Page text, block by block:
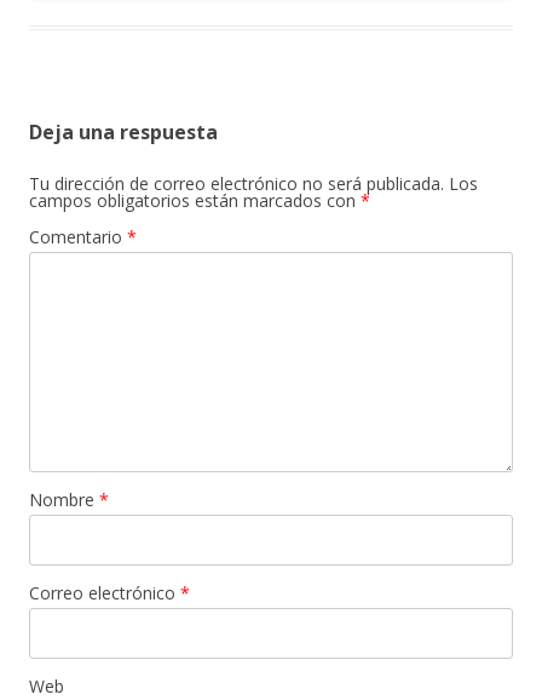
Deja una respuesta
Tu dirección de correo electrónico no será publicada. Los
campos obligatorios están marcados con *
Comentario *
Nombre *
Correo electrónico *
Web